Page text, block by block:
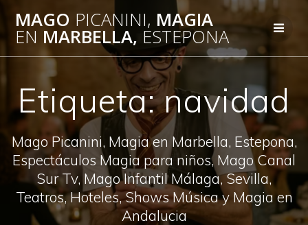
Saltar
al
contenido
MAGO PICANINI, MAGIA
EN MARBELLA, ESTEPONA
Etiqueta:navidad
Mago Picanini, Magia en Marbella, Estepona,
Espectáculos Magia para niños, Mago Canal
Sur Tv, Mago Infantil Málaga, Sevilla,
Teatros, Hoteles, Shows Música y Magia en
Andalucia